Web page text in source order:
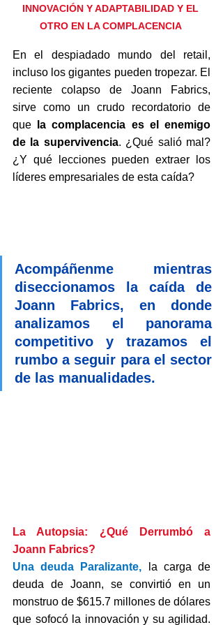
INNOVACIÓN Y ADAPTABILIDAD Y EL
OTRO EN LA COMPLACENCIA
En el despiadado mundo del retail,
incluso los gigantes pueden tropezar. El
reciente colapso de Joann Fabrics,
sirve como un crudo recordatorio de
que
la complacencia es el enemigo
de la supervivencia. ¿Qué salió mal?
¿Y qué lecciones pueden extraer los
líderes empresariales de esta caída?
Acompáñenme mientras
diseccionamos la caída de
Joann Fabrics, en donde
analizamos el panorama
competitivo y trazamos el
rumbo a seguir para el sector
de las manualidades.
La Autopsia: ¿Qué Derrumbó a
Joann Fabrics?
Una deuda Paralizante,
la carga de
deuda de Joann, se convirtió en un
monstruo de $615.7 millones de dólares
que sofocó la innovación y su agilidad.